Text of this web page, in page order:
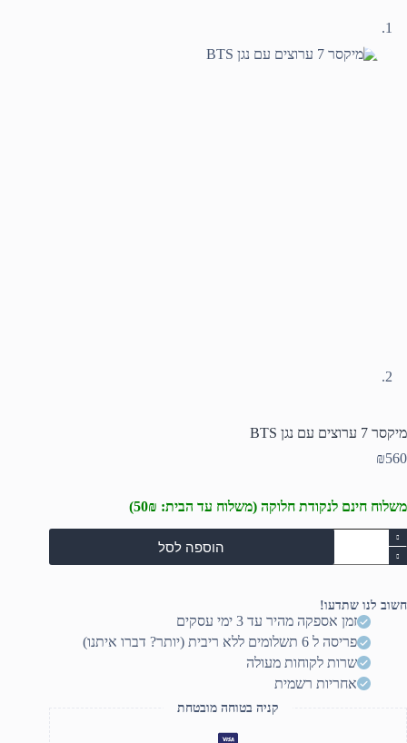
מיקסר 7 ערוצים עם נגן BTS
₪560
משלוח חינם לנקודת חלוקה (משלוח עד הבית: 50₪)
כמות
של
מיקסר
ערוצים
עם
הוספה לסל
חשוב לנו שתדעו!
זמן אספקה מהיר עד 3 ימי עסקים
פריסה ל 6 תשלומים ללא ריבית (יותר? דברו איתנו)
שרות לקוחות מעולה
אחריות רשמית
קניה בטוחה מובטחת